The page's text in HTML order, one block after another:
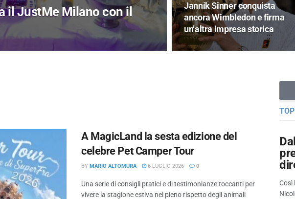
il JustMe Milano con il
Jannik Sinner conquista
ancora Wimbledon e firma
un’altra impresa storica
A MagicLand la sesta edizione del
celebre Pet Camper Tour
BY MARIO ALTOMURA 6 LUGLIO 2026 0
Una serie di consigli pratici e di testimonianze toccanti per
vivere la stagione estiva nel pieno rispetto degli animali
Così